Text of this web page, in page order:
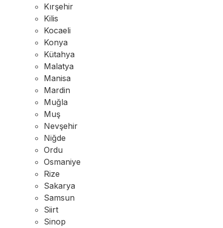
Kırşehir
Kilis
Kocaeli
Konya
Kütahya
Malatya
Manisa
Mardin
Muğla
Muş
Nevşehir
Niğde
Ordu
Osmaniye
Rize
Sakarya
Samsun
Siirt
Sinop